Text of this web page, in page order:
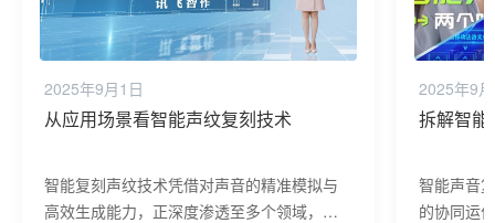
2025年9月1日
从应用场景看智能声纹复刻技术
智能复刻声纹技术凭借对声音的精准模拟与
高效生成能力，正深度渗透至多个领域，重
2025年9
拆解智能
智能声音
的协同运